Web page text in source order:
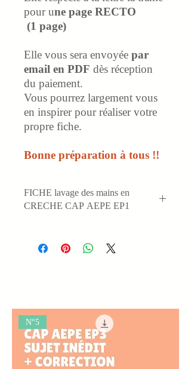
pour une page RECTO
(1 page)
Elle vous sera envoyée par
email en PDF dès réception
du paiement.
Vous pourrez largement vous
en inspirer pour réaliser votre
propre fiche.
Bonne préparation à tous !!
FICHE lavage des mains en
CRECHE CAP AEPE EP1
( ou Micro crèche - ou crèche
parentale)
N°5